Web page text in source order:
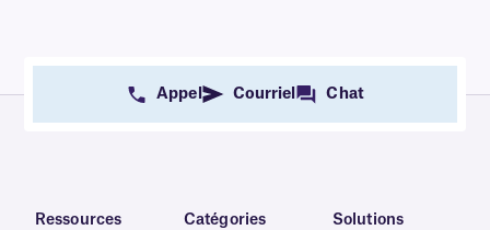
Appel Courriel Chat
Ressources Catégories Solutions